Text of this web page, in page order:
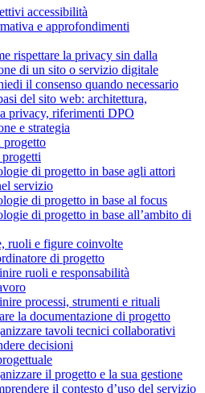
accessibilità
e approfondimenti
rispettare la privacy sin dalla
di un sito o servizio digitale
il consenso quando necessario
del sito web: architettura,
privacy, riferimenti DPO
e strategia
di progetto in base agli attori
servizio
di progetto in base al focus
di progetto in base all’ambito di
ruoli e figure coinvolte
di progetto
ruoli e responsabilità
processi, strumenti e rituali
la documentazione di progetto
tavoli tecnici collaborativi
decisioni
il progetto e la sua gestione
il contesto d’uso del servizio